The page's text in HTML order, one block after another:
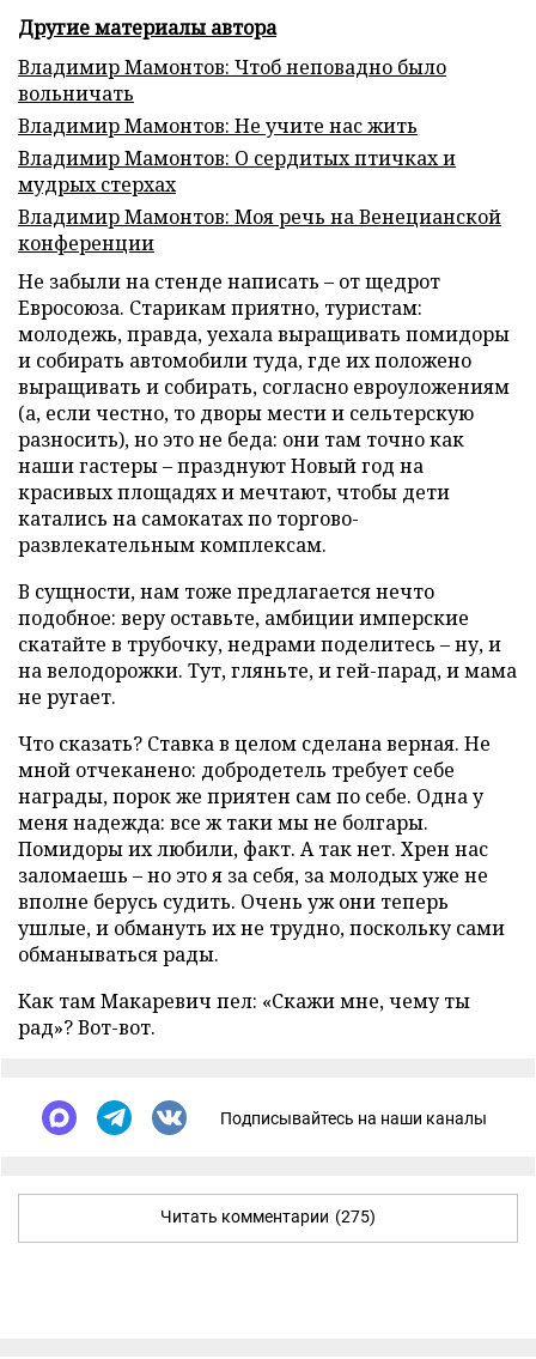
Другие материалы автора
Владимир Мамонтов: Чтоб неповадно было
вольничать
Владимир Мамонтов: Не учите нас жить
Владимир Мамонтов: О сердитых птичках и
мудрых стерхах
Владимир Мамонтов: Моя речь на Венецианской
конференции
Не забыли на стенде написать – от щедрот
Евросоюза. Старикам приятно, туристам:
молодежь, правда, уехала выращивать помидоры
и собирать автомобили туда, где их положено
выращивать и собирать, согласно евроуложениям
(а, если честно, то дворы мести и сельтерскую
разносить), но это не беда: они там точно как
наши гастеры – празднуют Новый год на
красивых площадях и мечтают, чтобы дети
катались на самокатах по торгово-
развлекательным комплексам.
В сущности, нам тоже предлагается нечто
подобное: веру оставьте, амбиции имперские
скатайте в трубочку, недрами поделитесь – ну, и
на велодорожки. Тут, гляньте, и гей-парад, и мама
не ругает.
Что сказать? Ставка в целом сделана верная. Не
мной отчеканено: добродетель требует себе
награды, порок же приятен сам по себе. Одна у
меня надежда: все ж таки мы не болгары.
Помидоры их любили, факт. А так нет. Хрен нас
заломаешь – но это я за себя, за молодых уже не
вполне берусь судить. Очень уж они теперь
ушлые, и обмануть их не трудно, поскольку сами
обманываться рады.
Как там Макаревич пел: «Скажи мне, чему ты
рад»? Вот-вот.
Подписывайтесь на наши каналы
Читать комментарии (275)